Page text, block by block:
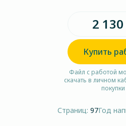
2
Купить
Файл с работой
скачать в личном
покупки
Страниц: 97Год